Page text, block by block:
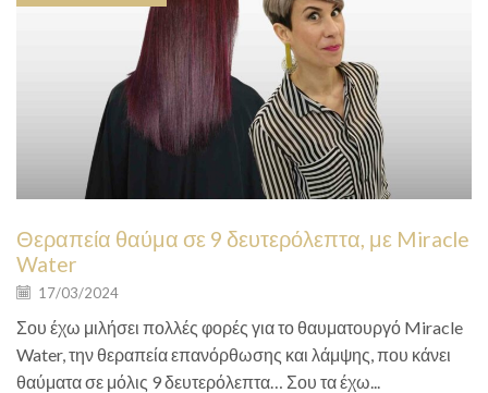
Θεραπεία θαύμα σε 9 δευτερόλεπτα, με Miracle
Water
17/03/2024
Σου έχω μιλήσει πολλές φορές για το θαυματουργό Miracle
Water, την θεραπεία επανόρθωσης και λάμψης, που κάνει
θαύματα σε μόλις 9 δευτερόλεπτα… Σου τα έχω...